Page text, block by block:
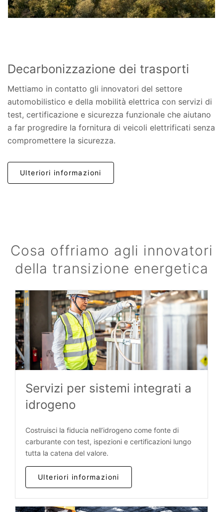
Decarbonizzazione dei trasporti
Mettiamo in contatto gli innovatori del settore
automobilistico e della mobilità elettrica con servizi di
test, certificazione e sicurezza funzionale che aiutano
a far progredire la fornitura di veicoli elettrificati senza
compromettere la sicurezza.
Ulteriori informazioni
Cosa offriamo agli innovatori
della transizione energetica
Servizi per sistemi integrati a
idrogeno
Costruisci la fiducia nell’idrogeno come fonte di
carburante con test, ispezioni e certificazioni lungo
tutta la catena del valore.
Ulteriori informazioni